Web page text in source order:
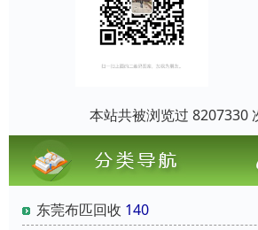
本站共被浏览过 8207330
东莞布匹回收 140